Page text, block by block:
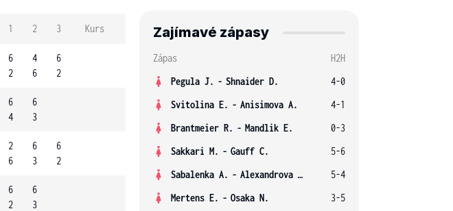
1 2 3 Kurs
6
2
4
6
6
2
6
4
6
3
2
6
6
3
6
2
6
2
6
3
Zajímavé zápasy
Zápas
H2H
Pegula J. - Shnaider D.
4-0
Svitolina E. - Anisimova A.
4-1
Brantmeier R. - Mandlik E.
0-3
Sakkari M. - Gauff C.
5-6
Sabalenka A. - Alexandrova E.
5-4
Mertens E. - Osaka N. 3-5